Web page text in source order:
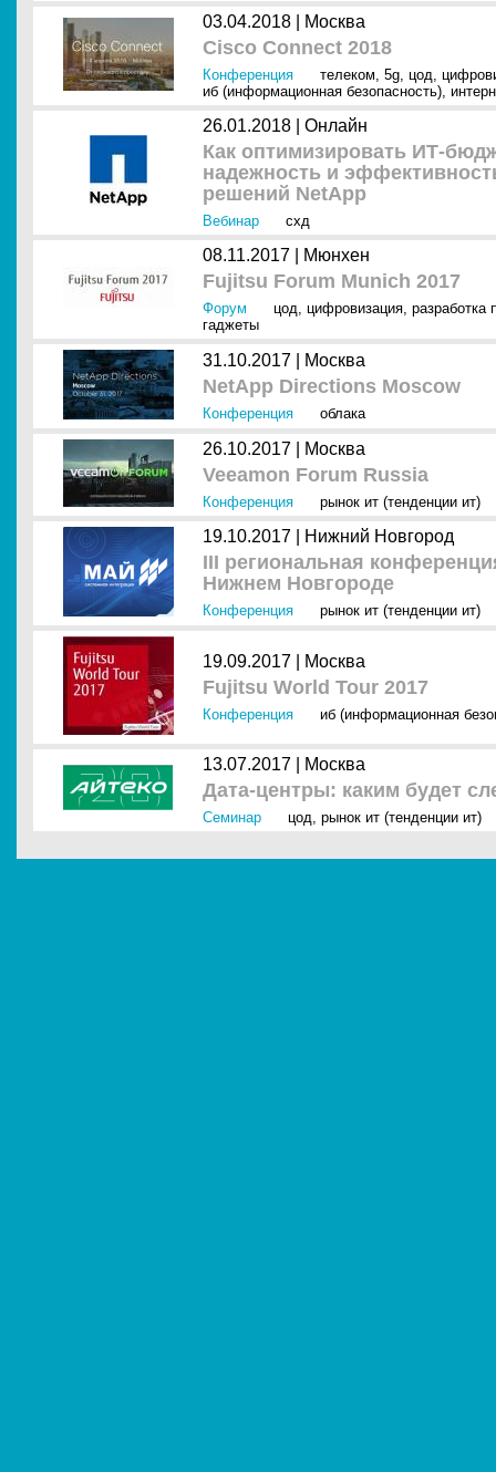
03.04.2018 | Москва
Cisco Connect 2018
Конференция телеком, 5g, цод,
иб (информационная безопасность),
26.01.2018 | Онлайн
Как оптимизировать ИТ-
надежность и
решений NetApp
Вебинар схд
08.11.2017 | Мюнхен
Fujitsu Forum Munich 2017
Форум цод, цифровизация, разработка
гаджеты
31.10.2017 | Москва
NetApp Directions Moscow
Конференция облака
26.10.2017 | Москва
Veeamon Forum Russia
Конференция рынок ит (тенденции ит)
19.10.2017 | Нижний Новгород
III региональная
Нижнем Новгороде
Конференция рынок ит (тенденции ит)
19.09.2017 | Москва
Fujitsu World Tour 2017
Конференция иб (информационная
13.07.2017 | Москва
Дата-центры: каким будет
Семинар цод, рынок ит (тенденции ит)